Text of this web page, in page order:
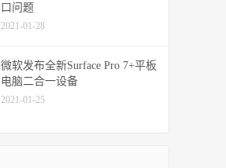
口问题
2021-01-28
微软发布全新Surface Pro 7+平板
电脑二合一设备
2021-01-25